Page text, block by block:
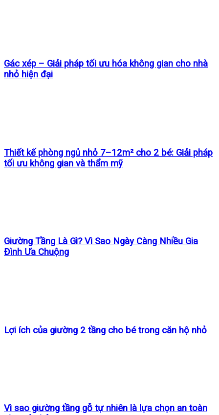
Gác xép – Giải pháp tối ưu hóa không gian cho nhà
nhỏ hiện đại
Thiết kế phòng ngủ nhỏ 7–12m² cho 2 bé: Giải pháp
tối ưu không gian và thẩm mỹ
Giường Tầng Là Gì? Vì Sao Ngày Càng Nhiều Gia
Đình Ưa Chuộng
Lợi ích của giường 2 tầng cho bé trong căn hộ nhỏ
Vì sao giường tầng gỗ tự nhiên là lựa chọn an toàn